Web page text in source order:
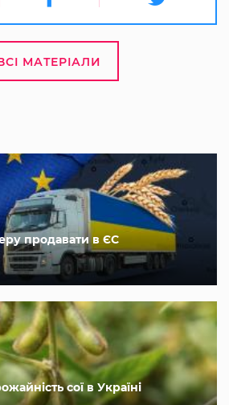
МАТЕРІАЛИ
продавати в ЄС
сої в Україні